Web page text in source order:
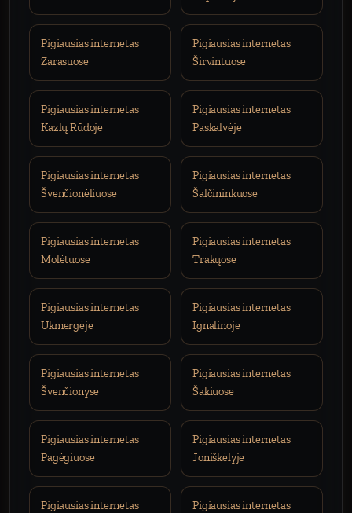
Pigiausias internetas
Zarasuose
Pigiausias internetas
Širvintuose
Pigiausias internetas
Kazlų Rūdoje
Pigiausias internetas
Paskalvėje
Pigiausias internetas
Švenčionėliuose
Pigiausias internetas
Šalčininkuose
Pigiausias internetas
Molėtuose
Pigiausias internetas
Trakųose
Pigiausias internetas
Ukmergėje
Pigiausias internetas
Ignalinoje
Pigiausias internetas
Švenčionyse
Pigiausias internetas
Šakiuose
Pigiausias internetas
Pagėgiuose
Pigiausias internetas
Joniškėlyje
Pigiausias internetas
Pigiausias internetas